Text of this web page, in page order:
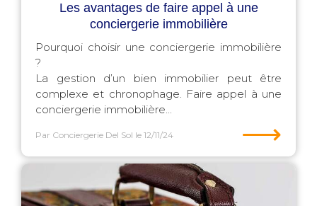
Les avantages de faire appel à une
conciergerie immobilière
Pourquoi choisir une conciergerie immobilière
?
La gestion d’un bien immobilier peut être
complexe et chronophage. Faire appel à une
conciergerie immobilière...
Par Conciergerie Del Sol le 12/11/24 ⟶